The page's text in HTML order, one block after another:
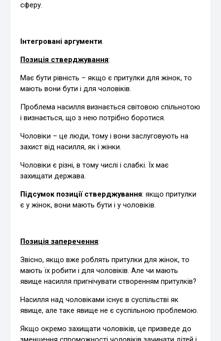
сферу.
Інтегровані аргументи.
Позиція стверджування:
Має бути рівність – якщо є притулки для жінок, то
мають вони бути і для чоловіків.
Проблема насилля визнається світовою спільнотою
і визнається, що з нею потрібно боротися.
Чоловіки – це люди, тому і вони заслуговують на
захист від насилля, як і жінки.
Чоловіки є різні, в тому числі і слабкі. Їх має
захищати держава.
Підсумок позиції стверджування: якщо притулки
є у жінок, вони мають бути і у чоловіків.
Позиція заперечення:
Звісно, якщо вже роблять притулки для жінок, то
мають їх робити і для чоловіків. Але чи мають
явище насилля пригнічувати створенням притулків?
Насилля над чоловіками існує в суспільстві як
явище, але таке явище не є суспільною проблемою.
Якщо окремо захищати чоловіків, це призведе до